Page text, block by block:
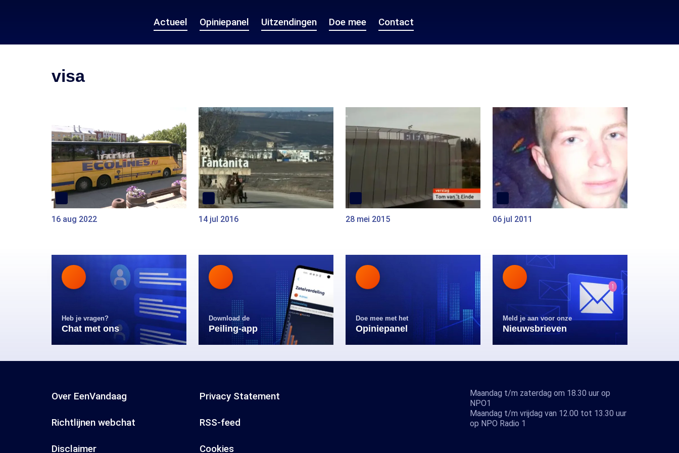
Actueel Opiniepanel Uitzendingen Doe mee Contact
visa
16 aug 2022 14 jul 2016 28 mei 2015 06 jul 2011
Heb je vragen?
Chat met ons
Download de
Peiling-app
Doe mee met het
Opiniepanel
Meld je aan voor onze
Nieuwsbrieven
Over EenVandaag Privacy Statement
Richtlijnen webchat RSS-feed
Disclaimer Cookies
Maandag t/m zaterdag om 18.30 uur op
NPO1
Maandag t/m vrijdag van 12.00 tot 13.30 uur
op NPO Radio 1